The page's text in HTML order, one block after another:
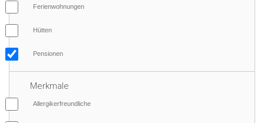
Ferienwohnungen
Hütten
Pensionen
Merkmale
Allergikerfreundliche